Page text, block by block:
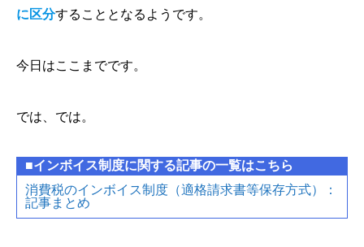
に区分することとなるようです。
今日はここまでです。
では、では。
■インボイス制度に関する記事の一覧はこちら
消費税のインボイス制度（適格請求書等保存方式）：
記事まとめ